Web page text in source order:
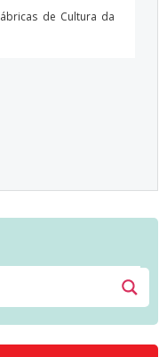
de Cultura da